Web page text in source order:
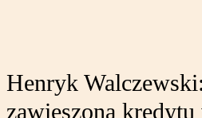
Henryk
zawieszona